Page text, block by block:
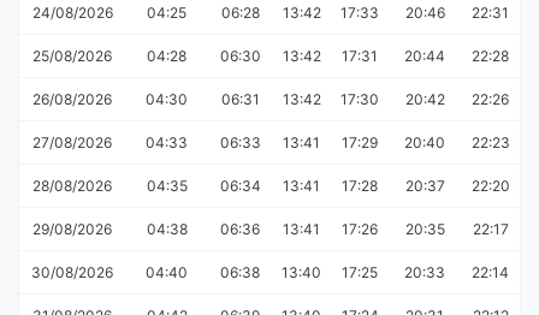
24/08/2026 04:25 06:28 13:42 17:33 20:46 22:31
25/08/2026 04:28 06:30 13:42 17:31 20:44 22:28
26/08/2026 04:30 06:31 13:42 17:30 20:42 22:26
27/08/2026 04:33 06:33 13:41 17:29 20:40 22:23
28/08/2026 04:35 06:34 13:41 17:28 20:37 22:20
29/08/2026 04:38 06:36 13:41 17:26 20:35 22:17
30/08/2026 04:40 06:38 13:40 17:25 20:33 22:14